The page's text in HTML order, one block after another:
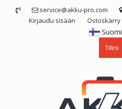
service@akku-pro.com
Kirjaudu sisään
Ostoskärry
Suomi
Tilini